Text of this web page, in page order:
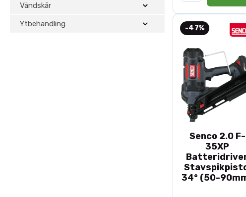
Vändskär
Ytbehandling -47%
Senco 2.0 F-
35XP
34° (50-